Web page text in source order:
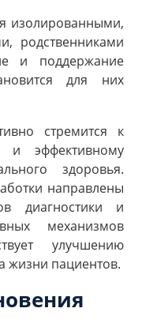
изолированными,
родственниками
и поддержание
для них
стремится к
эффективному
здоровья.
направлены
диагностики и
механизмов
улучшению
жизни пациентов.